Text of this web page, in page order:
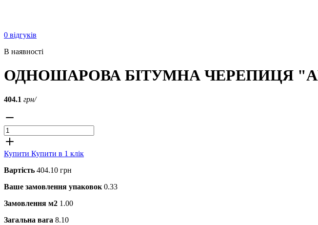
0 відгуків
В наявності
ОДНОШАРОВА БІТУМНА ЧЕРЕПИЦЯ
404.1 грн/
Купити Купити в 1 клік
Вартість 404.10 грн
Ваше замовлення упаковок 0.33
Замовлення м2 1.00
Загальна вага 8.10